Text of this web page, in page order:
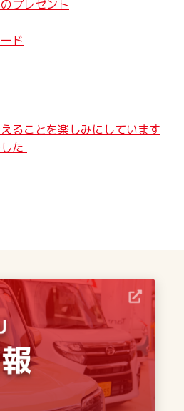
プレゼント
ド
ることを楽しみにしています
た